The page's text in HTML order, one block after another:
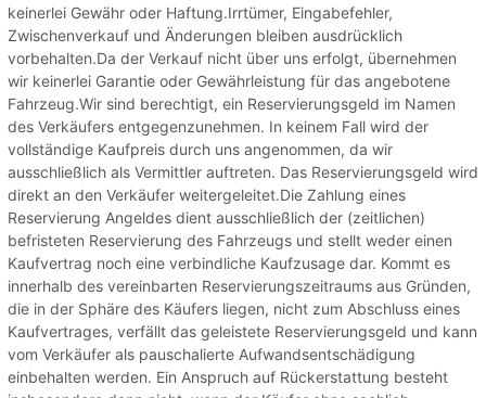
keinerlei Gewähr oder Haftung.Irrtümer, Eingabefehler,
Zwischenverkauf und Änderungen bleiben ausdrücklich
vorbehalten.Da der Verkauf nicht über uns erfolgt, übernehmen
wir keinerlei Garantie oder Gewährleistung für das angebotene
Fahrzeug.Wir sind berechtigt, ein Reservierungsgeld im Namen
des Verkäufers entgegenzunehmen. In keinem Fall wird der
vollständige Kaufpreis durch uns angenommen, da wir
ausschließlich als Vermittler auftreten. Das Reservierungsgeld wird
direkt an den Verkäufer weitergeleitet.Die Zahlung eines
Reservierung Angeldes dient ausschließlich der (zeitlichen)
befristeten Reservierung des Fahrzeugs und stellt weder einen
Kaufvertrag noch eine verbindliche Kaufzusage dar. Kommt es
innerhalb des vereinbarten Reservierungszeitraums aus Gründen,
die in der Sphäre des Käufers liegen, nicht zum Abschluss eines
Kaufvertrages, verfällt das geleistete Reservierungsgeld und kann
vom Verkäufer als pauschalierte Aufwandsentschädigung
einbehalten werden. Ein Anspruch auf Rückerstattung besteht